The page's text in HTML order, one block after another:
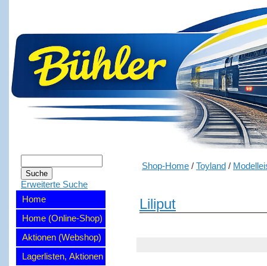
Erweiterte Suche
Home
Home (Online-Shop)
Aktionen (Webshop)
Lagerlisten, Aktionen
Shop-Home / Toyland /
Liliput